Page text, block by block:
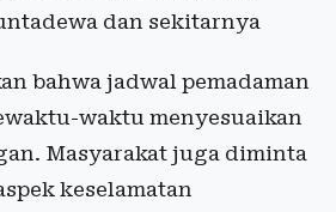
dan sekitarnya
bahwa jadwal pemadaman
waktu menyesuaikan
Masyarakat juga diminta
keselamatan